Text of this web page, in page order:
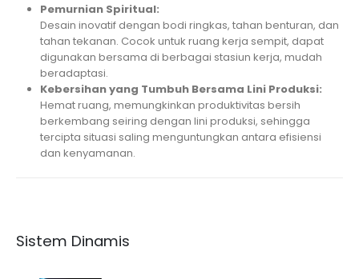
PemurnianSpiritual:
Desain inovatif dengan bodi ringkas, tahan benturan, dan
tahan tekanan. Cocok untuk ruang kerja sempit, dapat
digunakan bersama di berbagai stasiun kerja, mudah
beradaptasi.
Kebersihanyang TumbuhBersama Lini Produksi:
Hemat ruang, memungkinkan produktivitas bersih
berkembang seiring dengan lini produksi, sehingga
tercipta situasi saling menguntungkan antara efisiensi
dan kenyamanan.
Sistem Dinamis